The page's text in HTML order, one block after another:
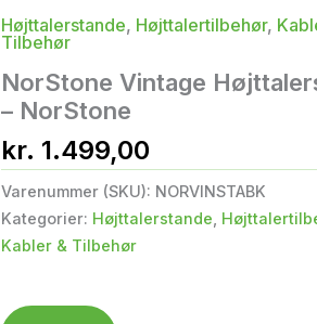
Højttalerstande, Højttalertilbehør,
Tilbehør
NorStone Vintage
– NorStone
kr. 1.499,00
Varenummer (SKU): NORVINSTABK
Kategorier: Højttalerstande
Kabler & Tilbehør